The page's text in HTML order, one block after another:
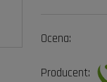
Ocena:
Producent: